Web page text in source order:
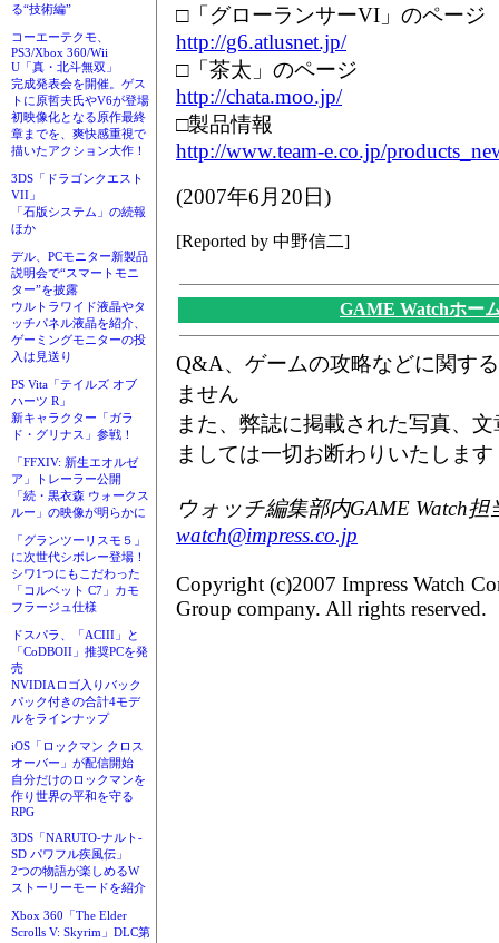
る“技術編”
コーエーテクモ、
PS3/Xbox 360/Wii
U「真・北斗無双」
完成発表会を開催。ゲス
トに原哲夫氏やV6が登場
初映像化となる原作最終
章までを、爽快感重視で
描いたアクション大作！
3DS「ドラゴンクエスト
VII」
「石版システム」の続報
ほか
デル、PCモニター新製品
説明会で“スマートモニ
ター”を披露
ウルトラワイド液晶やタ
ッチパネル液晶を紹介、
ゲーミングモニターの投
入は見送り
PS Vita「テイルズ オブ
ハーツ R」
新キャラクター「ガラ
ド・グリナス」参戦！
「FFXIV: 新生エオルゼ
ア」トレーラー公開
「続・黒衣森 ウォークス
ルー」の映像が明らかに
「グランツーリスモ５」
に次世代シボレー登場！
シワ1つにもこだわった
「コルベット C7」カモ
フラージュ仕様
ドスパラ、「ACIII」と
「CoDBOII」推奨PCを発
売
NVIDIAロゴ入りバック
パック付きの合計4モデ
ルをラインナップ
iOS「ロックマン クロス
オーバー」が配信開始
自分だけのロックマンを
作り世界の平和を守る
RPG
3DS「NARUTO-ナルト-
SD パワフル疾風伝」
2つの物語が楽しめるW
ストーリーモードを紹介
Xbox 360「The Elder
Scrolls V: Skyrim」DLC第
□「グローランサーVI」のページ
http://g6.atlusnet.jp/
□「茶太」のページ
http://chata.moo.jp/
□製品情報
http://www.team-e.co.jp/
(2007年6月20日)
[Reported by 中野信二]
GAME Watchホー
Q&A、ゲームの攻略などに関す
ません
また、弊誌に掲載された写真、
ましては一切お断わりいたします
ウォッチ編集部内GAME Watch担
watch@impress.co.jp
Copyright (c)2007 Impress Watch
Group company. All rights reserved.